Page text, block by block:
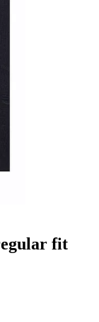
fit